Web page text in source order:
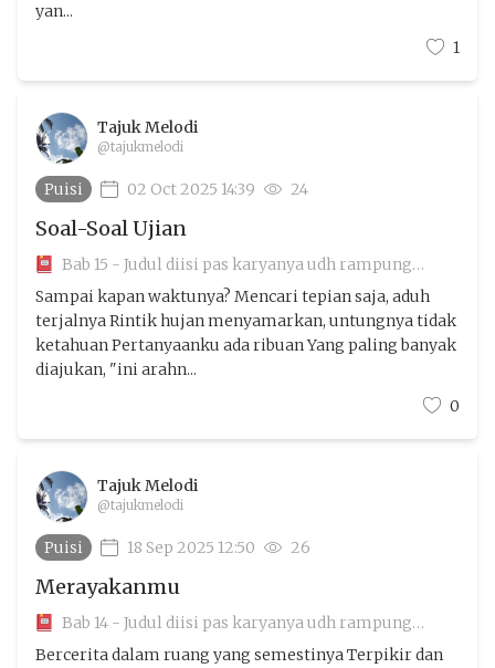
yan...
1
Tajuk Melodi
@tajukmelodi
Puisi 02 Oct 2025 14:39 24
Soal-Soal Ujian
Bab 15 - Judul diisi pas karyanya udh rampung
aamiin
Sampai kapan waktunya? Mencari tepian saja, aduh
terjalnya Rintik hujan menyamarkan, untungnya tidak
ketahuan Pertanyaanku ada ribuan Yang paling banyak
diajukan, "ini arahn...
0
Tajuk Melodi
@tajukmelodi
Puisi 18 Sep 2025 12:50 26
Merayakanmu
Bab 14 - Judul diisi pas karyanya udh rampung
aamiin
Bercerita dalam ruang yang semestinya Terpikir dan